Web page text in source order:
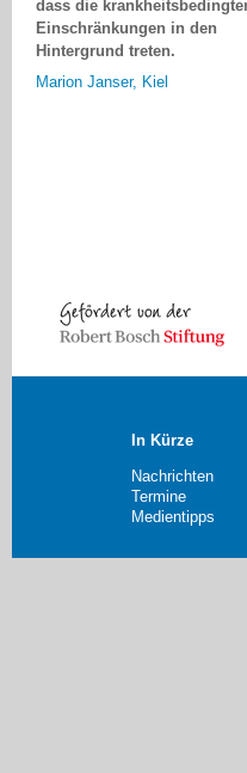
Einschränkungen in den
Hintergrund treten.
Marion Janser, Kiel
In Kürze
Nachrichten
Termine
Medientipps